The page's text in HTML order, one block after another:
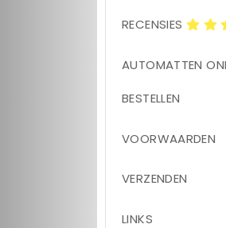
RECENSIES
AUTOMATTEN
BESTELLEN
VOORWAARDEN
VERZENDEN
LINKS